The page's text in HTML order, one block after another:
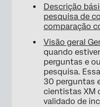
Descrição
pesquisa de
comparação
Visão geral
quando
perguntas e
pesquisa.
30 perguntas
cientistas XM
validado de